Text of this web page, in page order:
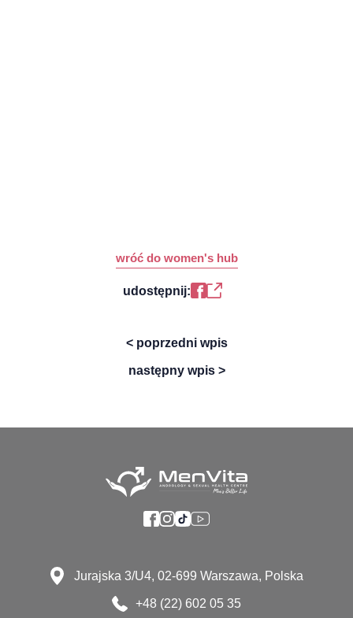
wróć do women's hub
udostępnij:
< poprzedni wpis
następny wpis >
Jurajska 3/U4, 02-699 Warszawa, Polska
+48 (22) 602 05 35